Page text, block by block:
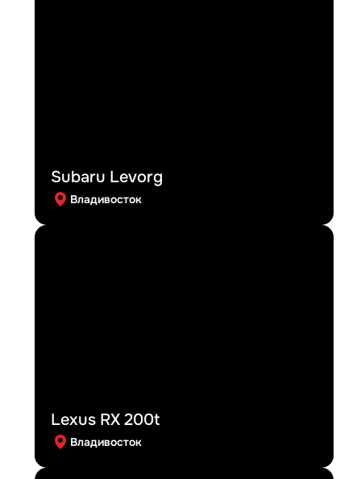
Subaru Levorg
Владивосток
Lexus RX 200t
Владивосток